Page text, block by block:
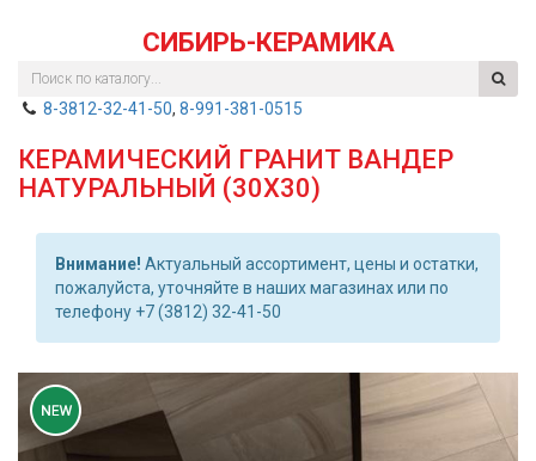
СИБИРЬ-КЕРАМИКА
8-3812-32-41-50, 8-991-381-0515
КЕРАМИЧЕСКИЙ ГРАНИТ ВАНДЕР
НАТУРАЛЬНЫЙ (30Х30)
Внимание! Актуальный ассортимент, цены и остатки,
пожалуйста, уточняйте в наших магазинах или по
телефону +7 (3812) 32-41-50